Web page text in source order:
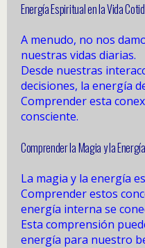
Energía Espiritual en la Vida
A menudo, no nos
nuestras vidas diarias.
Desde nuestras
decisiones, la energía
Comprender esta
consciente.
Comprender la Magia y la Energía
La magia y la energía
Comprender estos
energía interna se
Esta comprensión
energía para nuestro